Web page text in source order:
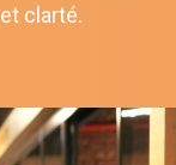
clarté.